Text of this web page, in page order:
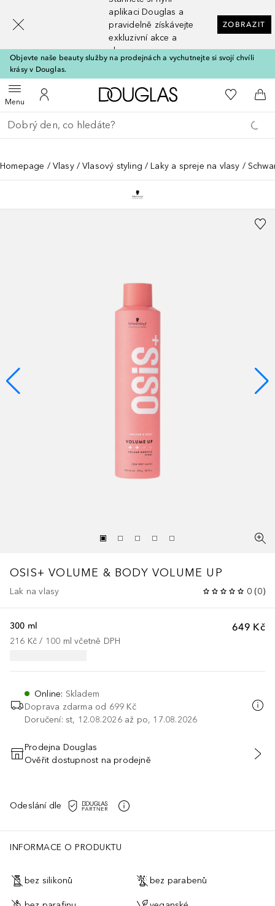
aplikaci Douglas a
pravidelně získávejte
exkluzivní akce a
slevy
ZOBRAZIT
Objevte naše beauty služby na prodejnách a vychutnejte si svojí chvíli
krásy v Douglas.
MenuOtevřít menuK mému účtu
Domů K mému
Do
Vraťte se
Proveďte vyhledávání
Homepage Vlasy Vlasový styling Laky a spreje na vlasy
OSIS+ VOLUME & BODY VOLUME UP
Lak na vlasy 0 (0)
649 Kč
300 ml
216 Kč / 100 ml včetně DPH
Online: Skladem
Doprava zdarma od 699 Kč
Doručení: st, 12.08.2026 až po, 17.08.2026
PŘIDAT DO KOŠÍKU
Prodejna Douglas
Ověřit dostupnost na prodejně
Odeslání dle
INFORMACE O PRODUKTU
bez silikonů bez parabenů
[navigation.slideout.screenreader]